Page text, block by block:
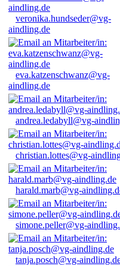
veronika.hundseder@vg-
aindling.de
eva.katzenschwanz@vg-
aindling.de
andrea.ledabyll@vg-
christian.lottes@vg-
harald.marb@vg-
simone.peller@vg-
tanja.posch@vg-